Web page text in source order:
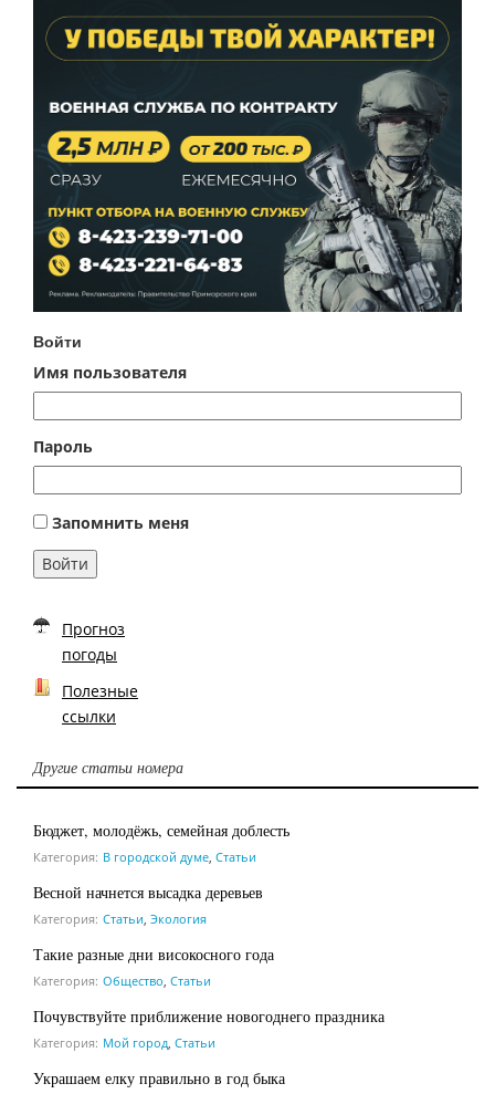
Войти
Имя пользователя
Пароль
Запомнить меня
Войти
Прогноз
погоды
Полезные
ссылки
Другие статьи номера
Бюджет, молодёжь, семейная доблесть
Категория: В городской думе Статьи
Весной начнется высадка деревьев
Категория: Статьи Экология
Такие разные дни високосного года
Категория: Общество Статьи
Почувствуйте приближение новогоднего праздника
Категория: Мой город Статьи
Украшаем елку правильно в год быка